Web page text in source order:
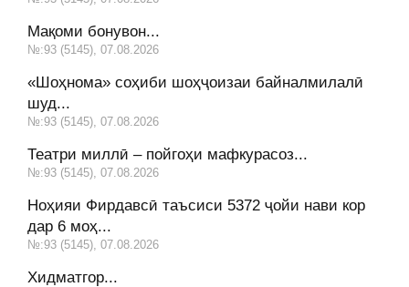
Мақоми бонувон...
№:93 (5145), 07.08.2026
«Шоҳнома» соҳиби шоҳҷоизаи байналмилалӣ
шуд...
№:93 (5145), 07.08.2026
Театри миллӣ – пойгоҳи мафкурасоз...
№:93 (5145), 07.08.2026
Ноҳияи Фирдавсӣ таъсиси 5372 ҷойи нави кор
дар 6 моҳ...
№:93 (5145), 07.08.2026
Хидматгор...